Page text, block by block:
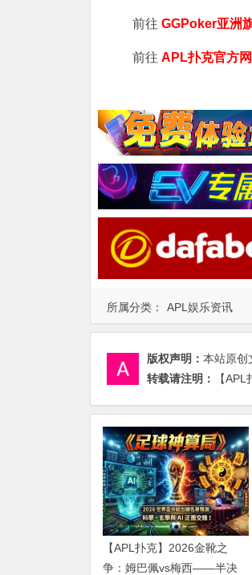
所属分类： APL娱乐资讯
前往 GGPoker亚洲
前往 APL扑克官方
版权声明： 本站原创
转载请注明：
【
【APL扑克】2026金靴之
争：姆巴佩vs梅西——半决